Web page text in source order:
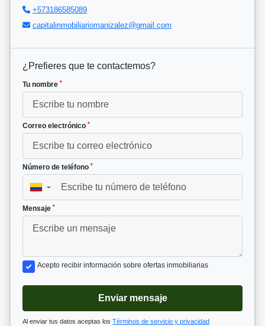
+573186585089
capitalinmobiliariomanizalez@gmail.com
¿Prefieres que te contactemos?
Tu nombre *
Correo electrónico *
Número de teléfono *
▼
Mensaje *
Acepto recibir información sobre ofertas inmobiliarias
Enviar mensaje
Al enviar tus datos aceptas los Términos de servicio y privacidad